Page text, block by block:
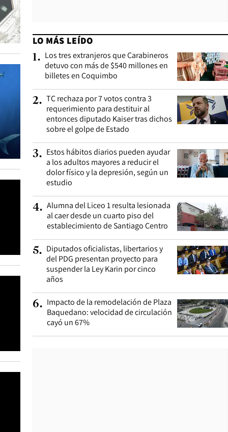
LO MÁS LEÍDO
1. Los tres extranjeros que Carabineros
detuvo con más de $540 millones en
billetes en Coquimbo
2. TC rechaza por 7 votos contra 3
requerimiento para destituir al
entonces diputado Kaiser tras dichos
sobre el golpe de Estado
3. Estos hábitos diarios pueden ayudar
a los adultos mayores a reducir el
dolor físico y la depresión, según un
estudio
4. Alumna del Liceo 1 resulta lesionada
al caer desde un cuarto piso del
establecimiento de Santiago Centro
5. Diputados oficialistas, libertarios y
del PDG presentan proyecto para
suspender la Ley Karin por cinco
años
6. Impacto de la remodelación de Plaza
Baquedano: velocidad de circulación
cayó un 67%